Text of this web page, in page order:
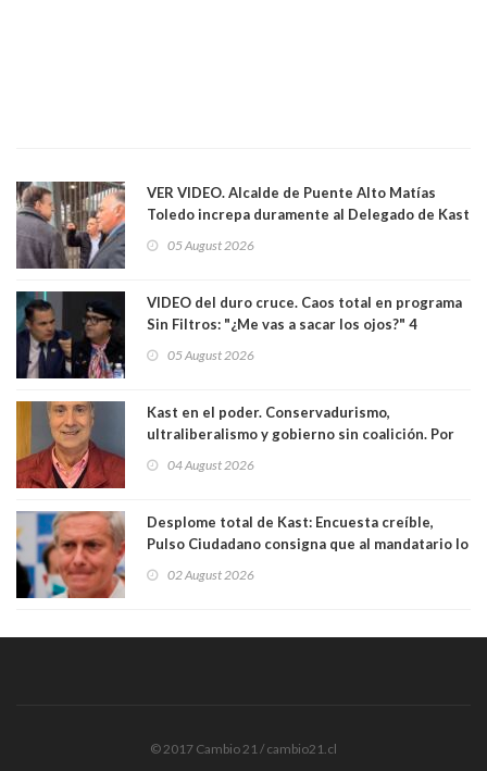
VER VIDEO. Alcalde de Puente Alto Matías
Toledo increpa duramente al Delegado de Kast
delegado nuevamente arrancando"
05 August 2026
VIDEO del duro cruce. Caos total en programa
Sin Filtros: "¿Me vas a sacar los ojos?" 4
excarabinero que dejó ciego a Gustavo Gatica:
05 August 2026
Kast en el poder. Conservadurismo,
ultraliberalismo y gobierno sin coalición. Por
04 August 2026
Desplome total de Kast: Encuesta creíble,
Pulso Ciudadano consigna que al mandatario lo
sacó en primera vuelta. Rechazo es de 58.9% y
02 August 2026
© 2017 Cambio 21 / cambio21.cl